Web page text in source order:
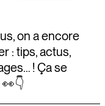
on a encore
: tips, actus,
! Ça se